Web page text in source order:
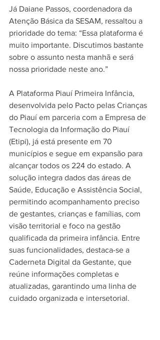
Já Daiane Passos, coordenadora da
Atenção Básica da SESAM, ressaltou a
prioridade do tema: “Essa plataforma é
muito importante. Discutimos bastante
sobre o assunto nesta manhã e será
nossa prioridade neste ano.”
A Plataforma Piauí Primeira Infância,
desenvolvida pelo Pacto pelas Crianças
do Piauí em parceria com a Empresa de
Tecnologia da Informação do Piauí
(Etipi), já está presente em 70
municípios e segue em expansão para
alcançar todos os 224 do estado. A
solução integra dados das áreas de
Saúde, Educação e Assistência Social,
permitindo acompanhamento preciso
de gestantes, crianças e famílias, com
visão territorial e foco na gestão
qualificada da primeira infância. Entre
suas funcionalidades, destaca-se a
Caderneta Digital da Gestante, que
reúne informações completas e
atualizadas, garantindo uma linha de
cuidado organizada e intersetorial.